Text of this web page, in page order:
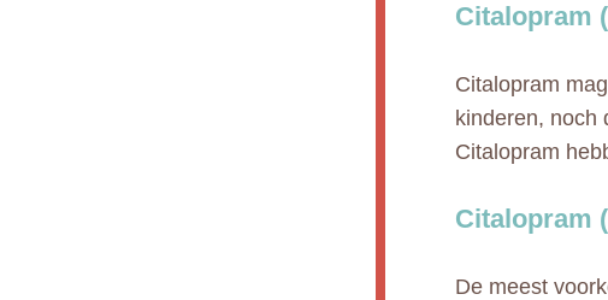
Citalopram
Citalopram
kinderen, noch
Citalopram
Citalopram
De meest